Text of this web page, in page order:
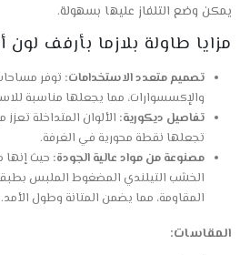
يمكن وضع التلفاز عليها بسهولة.
مزايا طاولة بلازما بأرفف
تصميم متعدد الاستخدامات: توفر
والإكسسوارات، مما يجعلها مناسبة
تفاصيل ديكورية: الألوان المتداخلة
تجعلها نقطة محورية في الغرفة.
مصنوعة من مواد عالية الجودة: حيث إنها
الخشب التيلندي المضغوط الملبس
المقاومة، مما يضمن المتانة وطول الأمد.
المقاسات: